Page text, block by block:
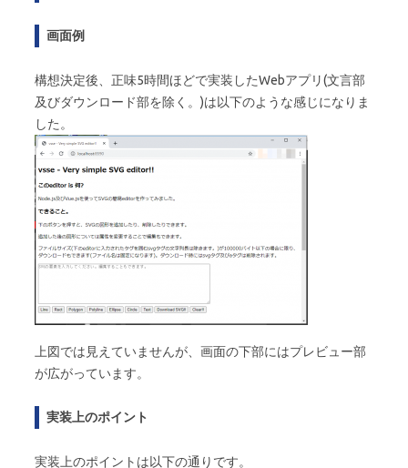
画面例
構想決定後、正味5時間ほどで実装したWebアプリ(文言部
及びダウンロード部を除く。)は以下のような感じになりま
した。
上図では見えていませんが、画面の下部にはプレビュー部
が広がっています。
実装上のポイント
実装上のポイントは以下の通りです。